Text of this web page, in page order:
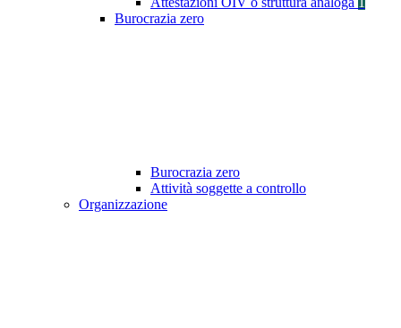
Burocrazia zero
Burocrazia zero
Attività soggette a controllo
Organizzazione